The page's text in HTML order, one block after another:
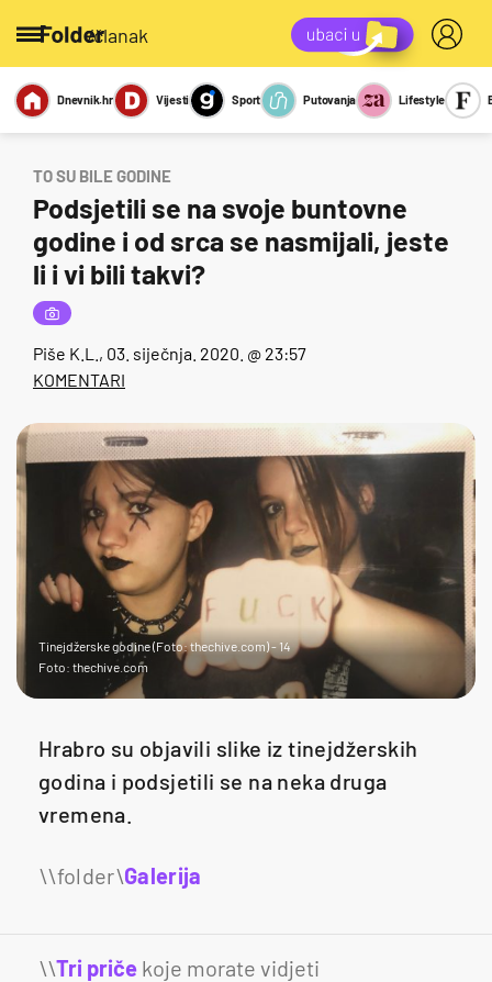
/članak
Miks Kviz
Report
Sexy
Dnevnik.hr Vijesti Sport Putovanja Lifestyle
TO SU BILE GODINE
Podsjetili se na svoje buntovne
godine i od srca se nasmijali, jeste
li i vi bili takvi?
Piše K.L. , 03. siječnja. 2020. @ 23:57
KOMENTARI
Tinejdžerske godine (Foto: thechive.com) - 14
Foto: thechive.com
Hrabro su objavili slike iz tinejdžerskih
godina i podsjetili se na neka druga
vremena.
Galerija
\\Tri priče koje morate vidjeti